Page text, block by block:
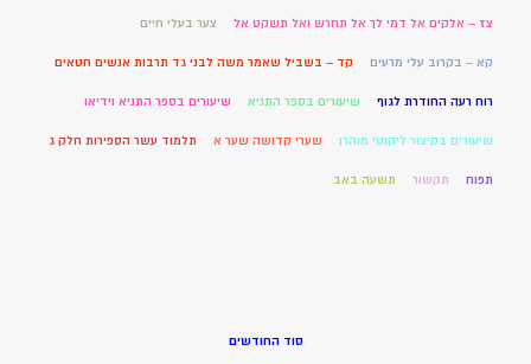
צז – אלקים אל דמי לך אל תחרש ואל תשקט אל צער בעלי חיים
קא – בקרוב עלי מרעים קד – בשביל שאמר משה לבני גד תרבות אנשים חטאים
רוח רעה החודרת לגוף שיעורים בספר התניא שיעורים בספר התניא וידיאו
שיעורים בקיצור ליקוטי מוהרן שערי קדושה שער א תלמוד עשר הספירות חלק ג
תפוח תקשור תשעה באב
סוד החודשים